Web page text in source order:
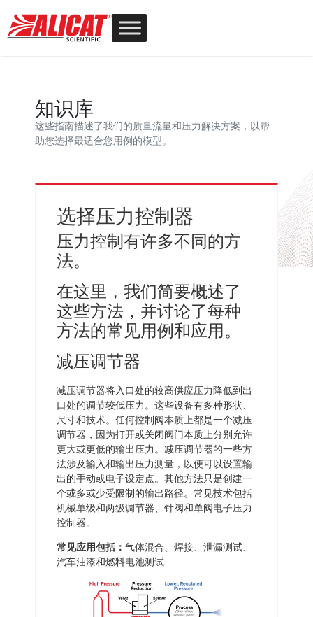
知识库
这些指南描述了我们的质量流量和压力解决方案，以帮
助您选择最适合您用例的模型。
选择压力控制器
压力控制有许多不同的方
法。
在这里，我们简要概述了
这些方法，并讨论了每种
方法的常见用例和应用。
减压调节器
减压调节器将入口处的较高供应压力降低到出
口处的调节较低压力。这些设备有多种形状、
尺寸和技术。任何控制阀本质上都是一个减压
调节器，因为打开或关闭阀门本质上分别允许
更大或更低的输出压力。减压调节器的一些方
法涉及输入和输出压力测量，以便可以设置输
出的手动或电子设定点。其他方法只是创建一
个或多或少受限制的输出路径。常见技术包括
机械单级和两级调节器、针阀和单阀电子压力
控制器。
常见应用包括： 气体混合、焊接、泄漏测试、
汽车油漆和燃料电池测试